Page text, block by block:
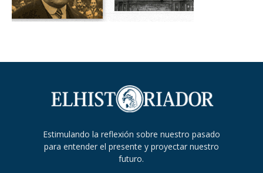
Estimulando la reflexión sobre nuestro pasado
para entender el presente y proyectar nuestro
futuro.